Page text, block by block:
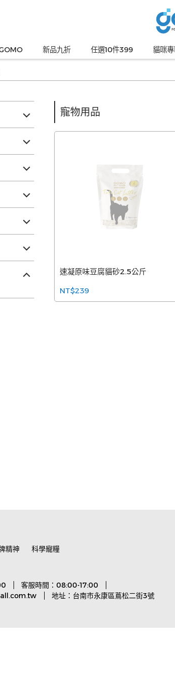
新品九折 任選10件399 貓咪
寵物用品
速凝原味豆腐貓砂2.5公斤
NT$239
精神 科學寵糧
客服時間：08:00-17:00
地址：台南市永康區蔦松二街3號